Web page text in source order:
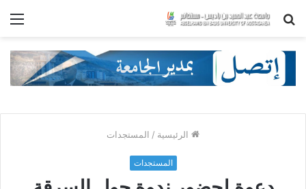
بحث
الرئيسية / المستجدات
المستجدات